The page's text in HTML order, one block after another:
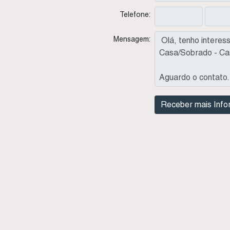
Telefone:
Mensagem: